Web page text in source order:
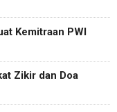
Kemitraan PWI
Zikir dan Doa